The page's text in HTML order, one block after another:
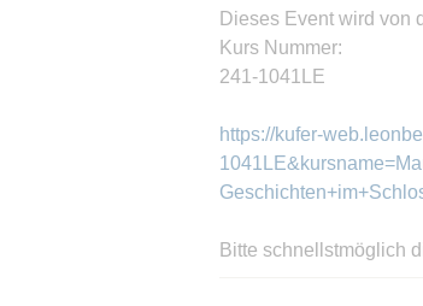
Dieses Event wird von
Kurs Nummer:
241-1041LE
https://kufer-
Bitte schnellstmöglich